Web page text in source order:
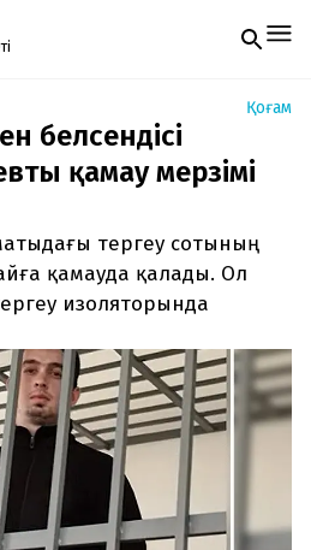
ай сайын электронды
Жаңа нөмір
жіберіледі. Тек email
жібереміз.
Қоғам
белсендісі
қамау мерзімі
тергеу сотының
қамауда қалады. Ол
изоляторында